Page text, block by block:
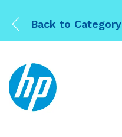
Back to Category